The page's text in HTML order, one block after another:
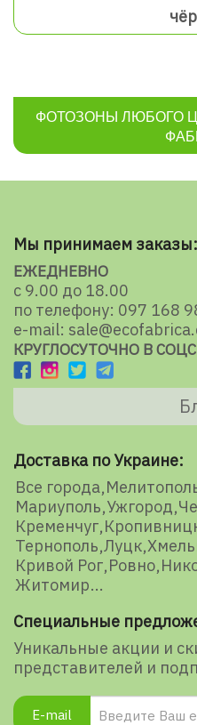
ФОТОЗОНЫ ЛЮБОГО
Мы принимаем заказы:
ЕЖЕДНЕВНО
с 9.00 до 18.00
по телефону: 097 168
e-mail:
КРУГЛОСУТОЧНО В
Доставка по Украине:
Все города
Мариуполь Ужгород
Кременчуг
Тернополь Луцк
Кривой Рог Ровно
Житомир
Специальные
Уникальные акции и
представителей и
E-mail